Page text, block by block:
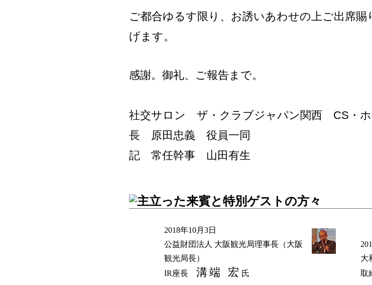
ご都合ゆるす限り、お誘いあわせの上ご出席
げます。
感謝。御礼、ご報告まで。
社交サロン ザ・クラブジャパン関西 CS・
長 原田忠義 役員一同
記 常任幹事 山田有生
2018年10月3日
公益財団法人 大阪観光局理事長（大阪
観光局長）
IR座長 溝端 宏 氏
大
取